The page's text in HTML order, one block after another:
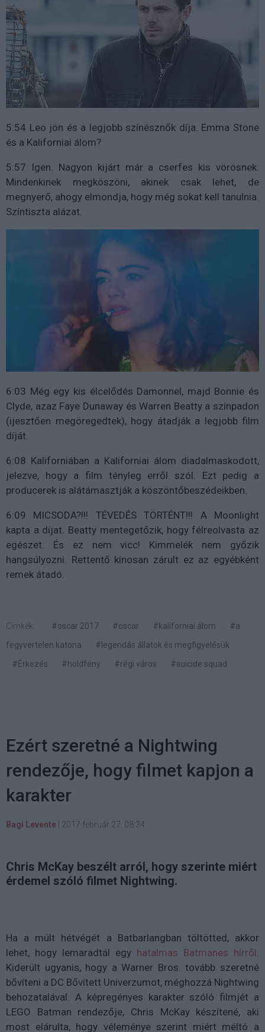
5:54 Leo jön és a legjobb színésznők díja. Emma Stone
és a Kaliforniai álom?
5:57 Igen. Nagyon kijárt már a cserfes kis vörösnek.
Mindenkinek megköszöni, akinek csak lehet, de
megnyerő, ahogy elmondja, hogy még sokat kell tanulnia.
Színtiszta alázat.
6:03 Még egy kis élcelődés Damonnel, majd Bonnie és
Clyde, azaz Faye Dunaway és Warren Beatty a színpadon
(ijesztően megöregedtek), hogy átadják a legjobb film
díját.
6:08 Kaliforniában a Kaliforniai álom diadalmaskodott,
jelezve, hogy a film tényleg erről szól. Ezt pedig a
producerek is alátámasztják a köszöntőbeszédeikben.
6:09 MICSODA?!!! TÉVEDÉS TÖRTÉNT!!! A Moonlight
kapta a díjat. Beatty mentegetőzik, hogy félreolvasta az
egészet. És ez nem vicc! Kimmelék nem győzik
hangsúlyozni. Rettentő kínosan zárult ez az egyébként
remek átadó.
Címkék: #oscar 2017 #oscar #kaliforniai álom
#a
fegyvertelen katona
#legendás állatok és megfigyelésük
#Érkezés
#holdfény #régi város #suicide squad
Ezért szeretné a Nightwing
rendezője, hogy filmet kapjon a
karakter
Bagi Levente 2017 február 27. 08:34
Chris McKay beszélt arról, hogy szerinte miért
érdemel szóló filmet Nightwing.
Ha a múlt hétvégét a Batbarlangban töltötted, akkor
lehet, hogy lemaradtál egy hatalmas Batmanes hírről.
Kiderült ugyanis, hogy a Warner Bros. tovább szeretné
bővíteni a DC Bővített Univerzumot, méghozzá Nightwing
behozatalával. A képregényes karakter szóló filmjét a
LEGO Batman rendezője, Chris McKay készítené, aki
most elárulta, hogy véleménye szerint miért méltó a